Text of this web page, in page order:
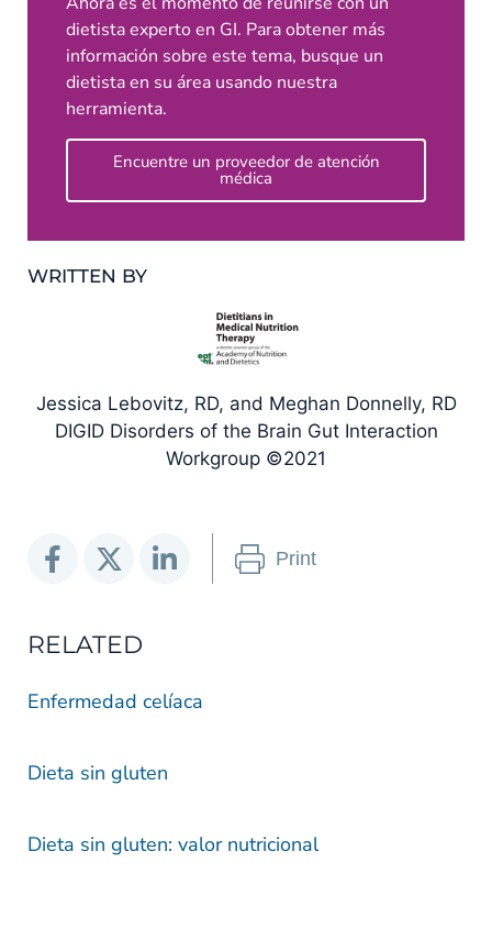
dietista experto en GI. Para obtener más
información sobre este tema, busque un
dietista en su área usando nuestra
herramienta.
Encuentre un proveedor de atención
médica
WRITTEN BY
Jessica Lebovitz, RD, and Meghan Donnelly, RD
DIGID Disorders of the Brain Gut Interaction
Workgroup ©2021
Print
RELATED
Enfermedad celíaca
Dieta sin gluten
Dieta sin gluten: valor nutricional